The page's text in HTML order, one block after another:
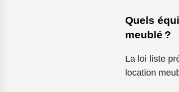
Quels
meublé ?
La loi liste
location